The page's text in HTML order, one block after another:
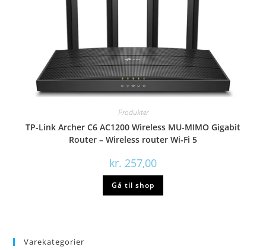
Produkter
TP-Link Archer C6 AC1200 Wireless MU-MIMO Gigabit
Router – Wireless router Wi-Fi 5
kr. 257,00
Gå til shop
Varekategorier